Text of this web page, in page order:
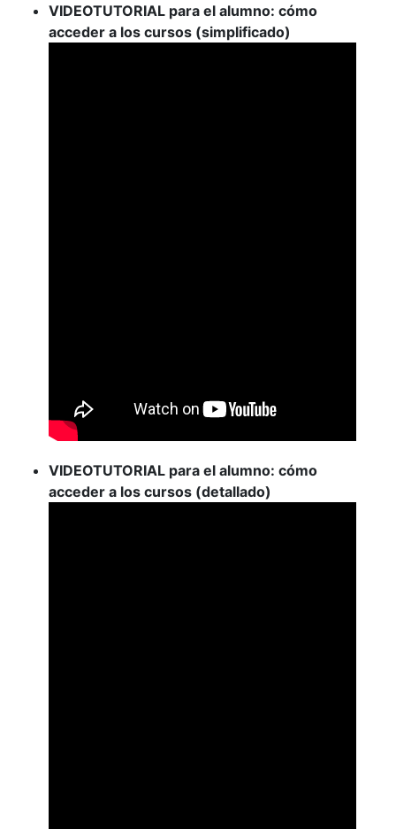
VIDEOTUTORIAL para el alumno: cómo
acceder a los cursos (simplificado)
VIDEOTUTORIAL para el alumno: cómo
acceder a los cursos (detallado)